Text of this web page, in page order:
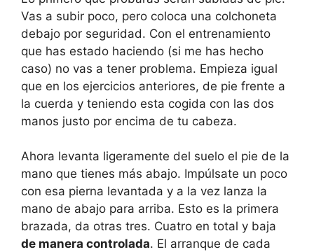
Vas a subir poco, pero coloca una colchoneta
debajo por seguridad. Con el entrenamiento
que has estado haciendo (si me has hecho
caso) no vas a tener problema. Empieza igual
que en los ejercicios anteriores, de pie frente a
la cuerda y teniendo esta cogida con las dos
manos justo por encima de tu cabeza.
Ahora levanta ligeramente del suelo el pie de la
mano que tienes más abajo. Impúlsate un poco
con esa pierna levantada y a la vez lanza la
mano de abajo para arriba. Esto es la primera
brazada, da otras tres. Cuatro en total y baja
de manera controlada. El arranque de cada